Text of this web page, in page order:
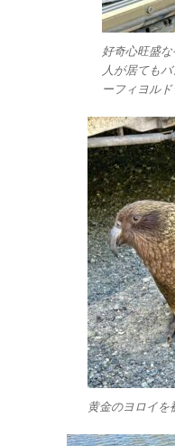
好奇心旺盛
人が居ても
ーフィヨル
黄金のヨロイを